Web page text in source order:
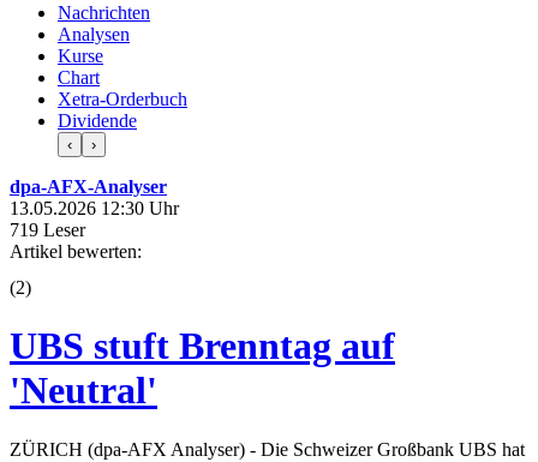
Nachrichten
Analysen
Kurse
Chart
Xetra-Orderbuch
Dividende
‹ ›
dpa-AFX-Analyser
13.05.2026 12:30 Uhr
719 Leser
Artikel bewerten:
(2)
UBS stuft Brenntag auf
'Neutral'
ZÜRICH (dpa-AFX Analyser) - Die Schweizer Großbank UBS hat